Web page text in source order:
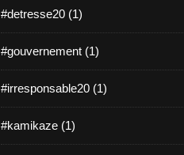
#detresse20 (1)
#gouvernement (1)
#irresponsable20 (1)
#kamikaze (1)